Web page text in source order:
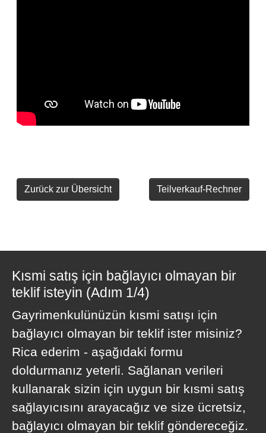
Zurück zur Übersicht Teilverkauf-Rechner
Kısmi satış için bağlayıcı olmayan bir
teklif isteyin (Adım 1/4)
Gayrimenkulünüzün kısmi satışı için
bağlayıcı olmayan bir teklif ister misiniz?
Rica ederim - aşağıdaki formu
doldurmanız yeterli. Sağlanan verileri
kullanarak sizin için uygun bir kısmi satış
sağlayıcısını arayacağız ve size ücretsiz,
bağlayıcı olmayan bir teklif göndereceğiz.